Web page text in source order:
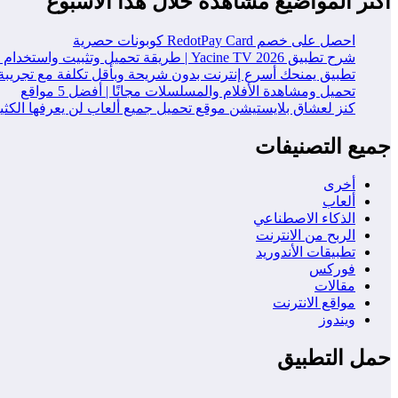
احصل على خصم RedotPay Card كوبونات حصرية
شرح تطبيق Yacine TV 2026 | طريقة تحميل وتثبيت واستخدام التطبيق خطوة بخطوة
تطبيق يمنحك أسرع إنترنت بدون شريحة وبأقل تكلفة مع
تحميل ومشاهدة الأفلام والمسلسلات مجانًا | أفضل 5 مواقع
كنز لعشاق بلايستيشن موقع تحميل جميع ألعاب لن يعرفها
جميع التصنيفات
أخرى
ألعاب
الذكاء الاصطناعي
الربح من الانترنت
تطبيقات الأندوريد
فوركس
مقالات
مواقع الانترنت
ويندوز
حمل التطبيق